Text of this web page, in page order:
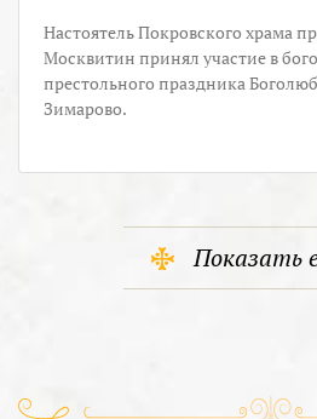
Настоятель Покровского храма
Москвитин принял участие в
престольного праздника
Зимарово.
Показать